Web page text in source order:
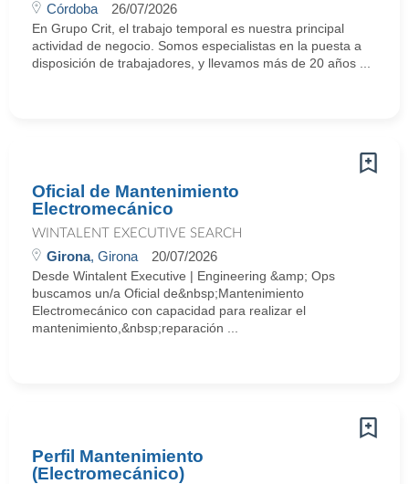
Córdoba 26/07/2026
En Grupo Crit, el trabajo temporal es nuestra principal
actividad de negocio. Somos especialistas en la puesta a
disposición de trabajadores, y llevamos más de 20 años ...
Oficial de Mantenimiento
Electromecánico
WINTALENT EXECUTIVE SEARCH
Girona, Girona 20/07/2026
Desde Wintalent Executive | Engineering &amp; Ops
buscamos un/a Oficial de&nbsp;Mantenimiento
Electromecánico con capacidad para realizar el
mantenimiento,&nbsp;reparación ...
Perfil Mantenimiento
(Electromecánico)